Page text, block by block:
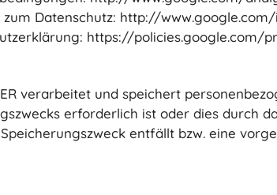
zum Datenschutz: http://
https://policies.google.com/
verarbeitet und speichert
erforderlich ist oder dies durch
entfällt bzw. eine